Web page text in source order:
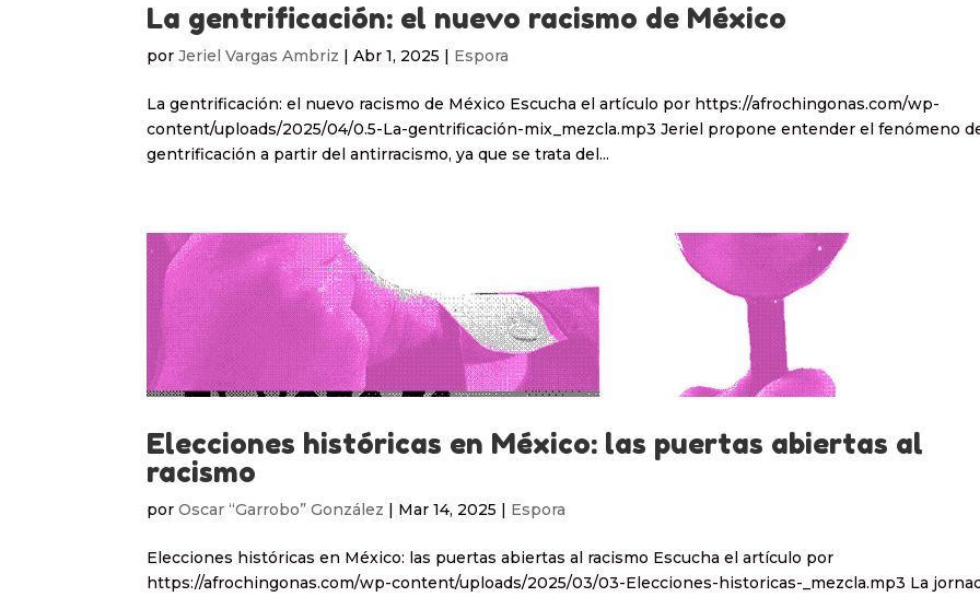
La gentrificación: el nuevo racismo de México
porJeriel Vargas Ambriz |Abr 1, 2025 | Espora
La gentrificación: el nuevo racismo de México Escucha el artículo por https://afrochingonas.com/wp-
content/uploads/2025/04/0.5-La-gentrificación-mix_mezcla.mp3 Jeriel propone entender el fenómeno
gentrificación a partir del antirracismo, ya que se trata del...
Elecciones históricas en México: las puertas abiertas al
racismo
porOscar “Garrobo” González | Mar 14, 2025 | Espora
Elecciones históricas en México: las puertas abiertas al racismo Escucha el artículo por
https://afrochingonas.com/wp-content/uploads/2025/03/03-Elecciones-historicas-_mezcla.mp3 La